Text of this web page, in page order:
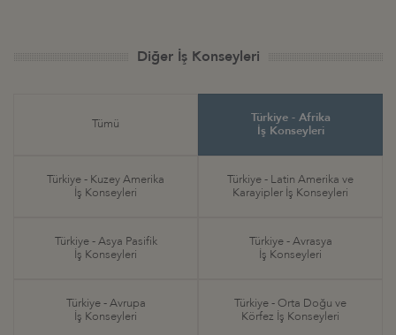
Diğer İş Konseyleri
Tümü
Türkiye - Afrika
İş Konseyleri
Türkiye - Kuzey Amerika
İş Konseyleri
Türkiye - Latin Amerika ve
Karayipler İş Konseyleri
Türkiye - Asya Pasifik
İş Konseyleri
Türkiye - Avrasya
İş Konseyleri
Türkiye - Avrupa
İş Konseyleri
Türkiye - Orta Doğu ve
Körfez İş Konseyleri